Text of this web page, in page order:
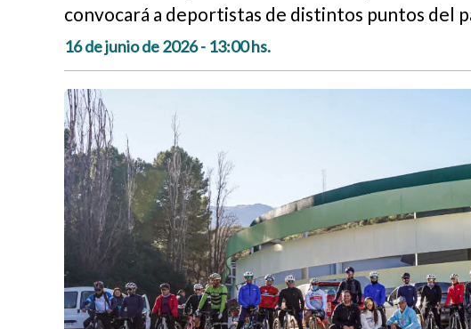
convocará a deportistas de distintos puntos del
16 de junio de 2026 - 13:00 hs.